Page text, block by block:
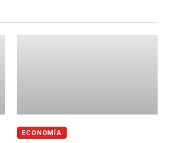
ECONOMÍA